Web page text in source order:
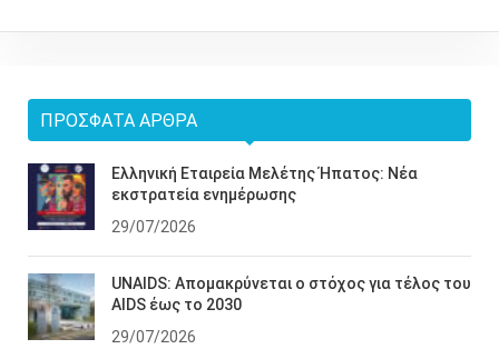
ΠΡΌΣΦΑΤΑ ΆΡΘΡΑ
Ελληνική Εταιρεία Μελέτης Ήπατος: Νέα
εκστρατεία ενημέρωσης
29/07/2026
UNAIDS: Απομακρύνεται ο στόχος για τέλος του
AIDS έως το 2030
29/07/2026